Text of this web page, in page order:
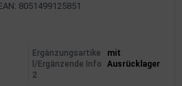
8051499125851
Ergänzungsartike
l/Ergänzende Info
2
mit
Ausrücklager